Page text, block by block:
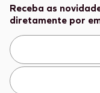
Receba as
diretamente por